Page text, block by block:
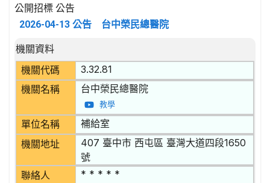
公開招標 公告
2026-04-13 公告 台中榮民總醫院
招標公告詳細內容
機關資料
機關代碼
3.32.81
機關名稱 台中榮民總醫院
教學
單位名稱 補給室
機關地址
407 臺中市 西屯區 臺灣大道四段1650
號
聯絡人 * * * * *